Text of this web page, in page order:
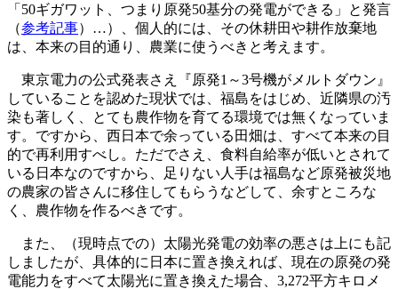
「50ギガワット、つまり原発50基分の発電ができる」と発言
（参考記事）…）、個人的には、その休耕田や耕作放棄地
は、本来の目的通り、農業に使うべきと考えます。
東京電力の公式発表さえ『原発1～3号機がメルトダウン』
していることを認めた現状では、福島をはじめ、近隣県の汚
染も著しく、とても農作物を育てる環境では無くなっていま
す。ですから、西日本で余っている田畑は、すべて本来の目
的で再利用すべし。ただでさえ、食料自給率が低いとされて
いる日本なのですから、足りない人手は福島など原発被災地
の農家の皆さんに移住してもらうなどして、余すところな
く、農作物を作るべきです。
また、（現時点での）太陽光発電の効率の悪さは上にも記
しましたが、具体的に日本に置き換えれば、現在の原発の発
電能力をすべて太陽光に置き換えた場合、3,272平方キロメ